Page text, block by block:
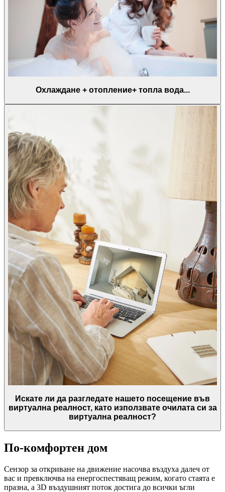
Охлаждане + отопление+ топла вода...
Искате ли да разгледате нашето посещение във
виртуална реалност, като използвате очилата си за
виртуална реалност?
По-комфортен дом
Сензор за откриване на движение насочва въздуха далеч от
вас и превключва на енергоспестяващ режим, когато стаята е
празна, а 3D въздушният поток достига до всички ъгли